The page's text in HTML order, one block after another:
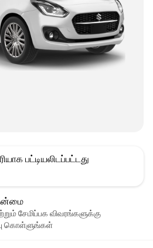
பட்டியலிடப்பட்டது
சேமிப்பக விவரங்களுக்கு
கொள்ளுங்கள்